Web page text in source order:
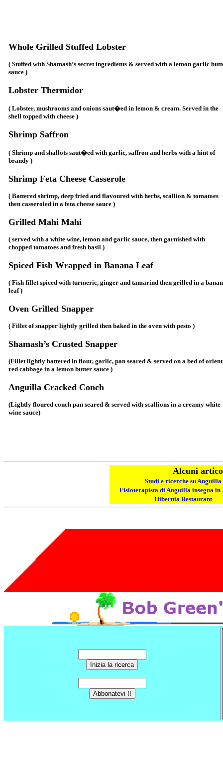
Whole Grilled Stuffed Lobster
( Stuffed with Shamash’s secret ingredients & served with a lemon garlic
sauce )
Lobster Thermidor
( Lobster, mushrooms and onions saut�ed in lemon & cream. Served in the
shell topped with cheese )
Shrimp Saffron
( Shrimp and shallots saut�ed with garlic, saffron and herbs with a hint of
brandy )
Shrimp Feta Cheese Casserole
( Battered shrimp, deep fried and flavoured with herbs, scallion & tomatoes
then casseroled in a feta cheese sauce )
Grilled Mahi Mahi
( served with a white wine, lemon and garlic sauce, then garnished with
chopped tomatoes and fresh basil )
Spiced Fish Wrapped in Banana Leaf
( Fish fillet spiced with turmeric, ginger and tamarind then grilled in a
leaf )
Oven Grilled Snapper
( Fillet of snapper lightly grilled then baked in the oven with pesto )
Shamash’s Crusted Snapper
(Fillet lightly battered in flour, garlic, pan seared & served on a bed of
red cabbage in a lemon butter sauce )
Anguilla Cracked Conch
(Lightly floured conch pan seared & served with scallions in a creamy white
wine sauce)
Alcuni
Studi e ricerche suAnguilla
Fisioterapista di Anguilla insegna in
Hibernia Restaurant